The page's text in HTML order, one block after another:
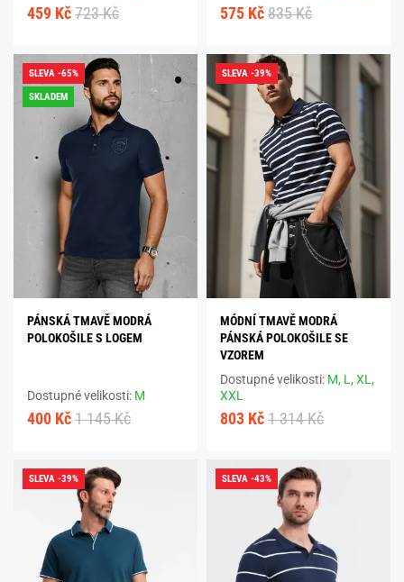
459 Kč 723 Kč 575 Kč 835 Kč
SLEVA -65%
SKLADEM
PÁNSKÁ TMAVĚ MODRÁ
POLOKOŠILE S LOGEM
Dostupné velikosti: M
400 Kč 1 145 Kč
SLEVA -39%
MÓDNÍ TMAVĚ MODRÁ
PÁNSKÁ POLOKOŠILE SE
VZOREM
Dostupné velikosti: M, L,XL,
XXL
803 Kč 1 314 Kč
SLEVA -39% SLEVA -43%